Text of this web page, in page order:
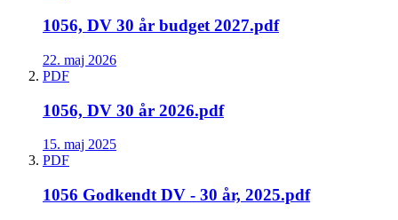
1056, DV 30 år budget 2027.pdf
22. maj 2026
PDF
1056, DV 30 år 2026.pdf
15. maj 2025
PDF
1056 Godkendt DV - 30 år, 2025.pdf